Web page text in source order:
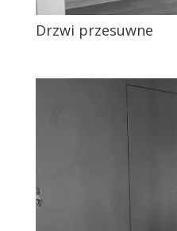
Drzwi przesuwne